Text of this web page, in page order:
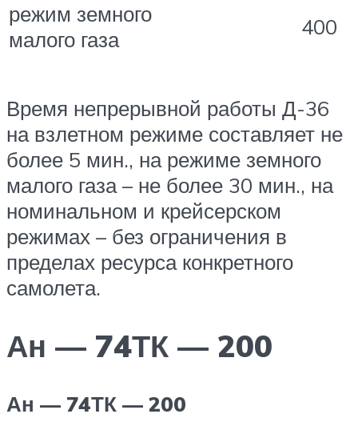
режим земного
малого газа
400
Время непрерывной работы Д-36
на взлетном режиме составляет не
более 5 мин., на режиме земного
малого газа – не более 30 мин., на
номинальном и крейсерском
режимах – без ограничения в
пределах ресурса конкретного
самолета.
Ан — 74ТК — 200
Ан — 74ТК — 200